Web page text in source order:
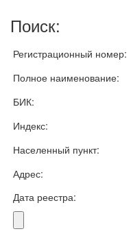
Поиск:
Регистрационный номер:
Полное наименование:
БИК:
Индекс:
Населенный пункт:
Адрес:
Дата реестра: